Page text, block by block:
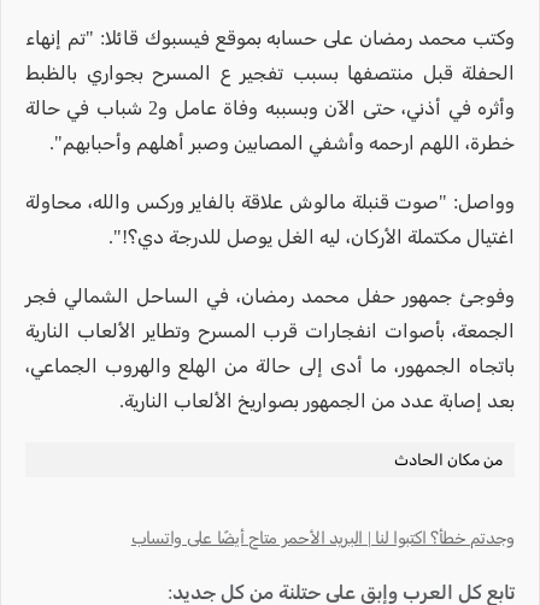
وكتب محمد رمضان على حسابه بموقع فيسبوك قائلا: "تم إنهاء
الحفلة قبل منتصفها بسبب تفجير ع المسرح بجواري بالظبط
وأثره في أذني، حتى الآن وبسببه وفاة عامل و2 شباب في حالة
خطرة، اللهم ارحمه وأشفي المصابين وصبر أهلهم وأحبابهم".
وواصل: "صوت قنبلة مالوش علاقة بالفاير وركس والله، محاولة
اغتيال مكتملة الأركان، ليه الغل يوصل للدرجة دي؟!".
وفوجئ جمهور حفل محمد رمضان، في الساحل الشمالي فجر
الجمعة، بأصوات انفجارات قرب المسرح وتطاير الألعاب النارية
باتجاه الجمهور، ما أدى إلى حالة من الهلع والهروب الجماعي،
بعد إصابة عدد من الجمهور بصواريخ الألعاب النارية.
من مكان الحادث
وجدتم خطأ؟ اكتبوا لنا | البريد الأحمر متاح أيضًا على واتساب
تابع كل العرب وإبق على حتلنة من كل جديد: